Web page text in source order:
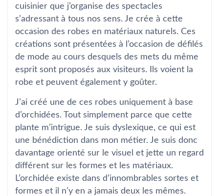
cuisinier que j’organise des spectacles
s’adressant à tous nos sens. Je crée à cette
occasion des robes en matériaux naturels. Ces
créations sont présentées à l’occasion de défilés
de mode au cours desquels des mets du même
esprit sont proposés aux visiteurs. Ils voient la
robe et peuvent également y goûter.
J’ai créé une de ces robes uniquement à base
d’orchidées. Tout simplement parce que cette
plante m’intrigue. Je suis dyslexique, ce qui est
une bénédiction dans mon métier. Je suis donc
davantage orienté sur le visuel et jette un regard
différent sur les formes et les matériaux.
L’orchidée existe dans d’innombrables sortes et
formes et il n’y en a jamais deux les mêmes.